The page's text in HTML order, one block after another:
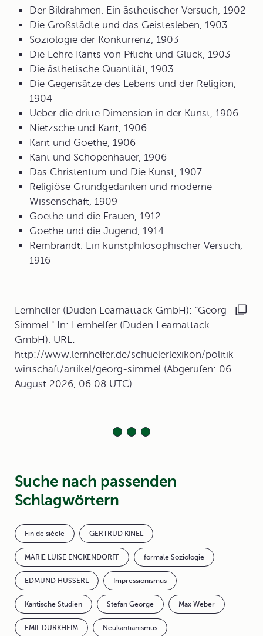
Der Bildrahmen. Ein ästhetischer Versuch, 1902
Die Großstädte und das Geistesleben, 1903
Soziologie der Konkurrenz, 1903
Die Lehre Kants von Pflicht und Glück, 1903
Die ästhetische Quantität, 1903
Die Gegensätze des Lebens und der Religion,
1904
Ueber die dritte Dimension in der Kunst, 1906
Nietzsche und Kant, 1906
Kant und Goethe, 1906
Kant und Schopenhauer, 1906
Das Christentum und Die Kunst, 1907
Religiöse Grundgedanken und moderne
Wissenschaft, 1909
Goethe und die Frauen, 1912
Goethe und die Jugend, 1914
Rembrandt. Ein kunstphilosophischer Versuch,
1916
Lernhelfer (Duden Learnattack GmbH): "Georg
Simmel." In: Lernhelfer (Duden Learnattack
GmbH). URL:
http://www.lernhelfer.de/schuelerlexikon/politik
wirtschaft/artikel/georg-simmel (Abgerufen: 06.
August 2026, 06:08 UTC)
Suche nach passenden
Schlagwörtern
Fin de siècle GERTRUD KINEL
MARIE LUISE ENCKENDORFF formale Soziologie
EDMUND HUSSERL Impressionismus
Kantische Studien Stefan George Max Weber
EMIL DURKHEIM Neukantianismus